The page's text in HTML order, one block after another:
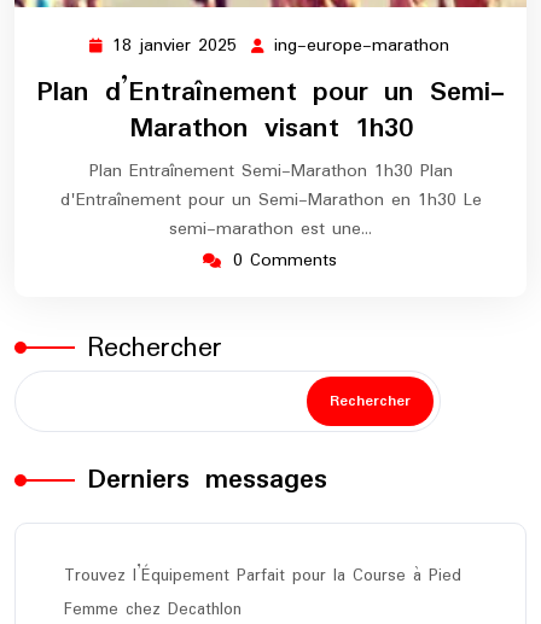
18 janvier 2025 18
2025
ing-europe-marathon
europe-
marathon
Plan d’Entraînement pour un Semi-
Marathon visant 1h30
Plan Entraînement Semi-Marathon 1h30 Plan
d'Entraînement pour un Semi-Marathon en 1h30 Le
semi-marathon est une…
0 Comments
Rechercher
Rechercher
Derniers messages
Trouvez l’Équipement Parfait pour la Course à Pied
Femme chez Decathlon